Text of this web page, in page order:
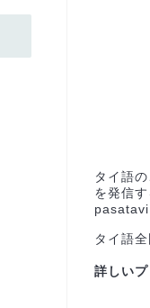
タイ語
を発信
pasatavi
タイ語
詳しい